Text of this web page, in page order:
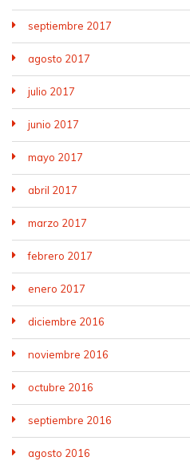
septiembre 2017
agosto 2017
julio 2017
junio 2017
mayo 2017
abril 2017
marzo 2017
febrero 2017
enero 2017
diciembre 2016
noviembre 2016
octubre 2016
septiembre 2016
agosto 2016